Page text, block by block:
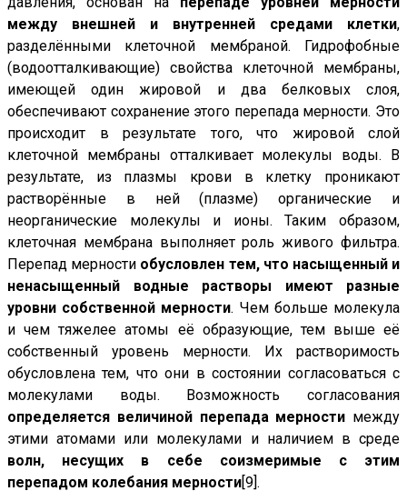
между внешней и внутренней средами клетки,
разделёнными клеточной мембраной. Гидрофобные
(водоотталкивающие) свойства клеточной мембраны,
имеющей один жировой и два белковых слоя,
обеспечивают сохранение этого перепада мерности. Это
происходит в результате того, что жировой слой
клеточной мембраны отталкивает молекулы воды. В
результате, из плазмы крови в клетку проникают
растворённые в ней (плазме) органические и
неорганические молекулы и ионы. Таким образом,
клеточная мембрана выполняет роль живого фильтра.
Перепад мерности обусловлен тем, что насыщенный и
ненасыщенный водные растворы имеют разные
уровни собственной мерности. Чем больше молекула
и чем тяжелее атомы её образующие, тем выше её
собственный уровень мерности. Их растворимость
обусловлена тем, что они в состоянии согласоваться с
молекулами воды. Возможность согласования
определяется величиной перепада мерности между
этими атомами или молекулами и наличием в среде
волн, несущих в себе соизмеримые с этим
перепадом колебания мерности [9].